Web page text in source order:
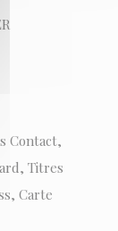
Contact,
Titres
Carte